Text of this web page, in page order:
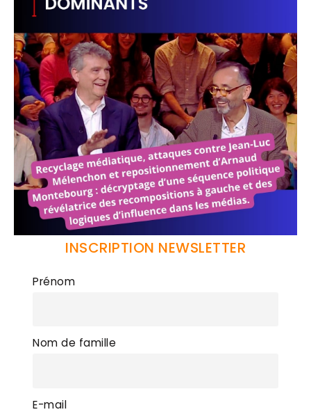
INSCRIPTION NEWSLETTER
Prénom
Nom de famille
E-mail